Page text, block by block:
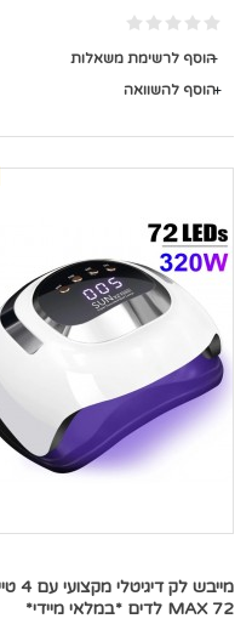
הוסף לרשימת משאלות
הוסף להשוואה
MAX 72 לדים *במלאי מיידי*